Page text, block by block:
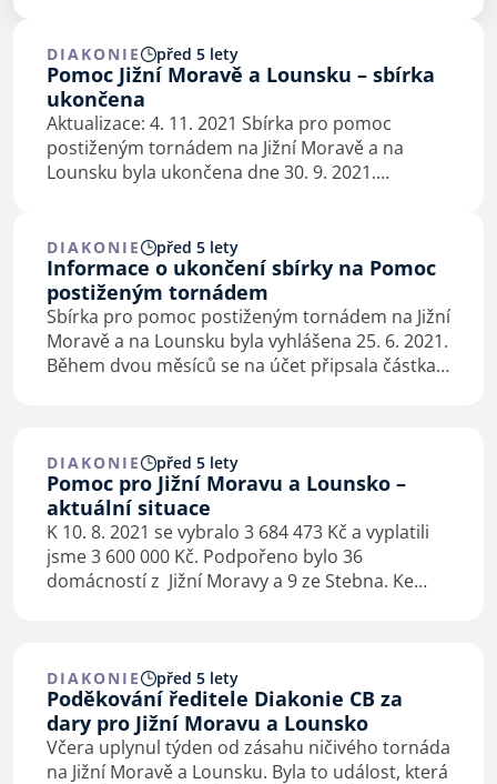
DIAKONIE před 5 lety
Pomoc Jižní Moravě a Lounsku – sbírka
ukončena
Aktualizace: 4. 11. 2021 Sbírka pro pomoc
postiženým tornádem na Jižní Moravě a na
Lounsku byla ukončena dne 30. 9. 2021.
Další podrobnosti naleznete…
DIAKONIE před 5 lety
Informace o ukončení sbírky na Pomoc
postiženým tornádem
Sbírka pro pomoc postiženým tornádem na Jižní
Moravě a na Lounsku byla vyhlášena 25. 6. 2021.
Během dvou měsíců se na účet připsala částka
DIAKONIE před 5 lety
Pomoc pro Jižní Moravu a Lounsko –
aktuální situace
K 10. 8. 2021 se vybralo 3 684 473 Kč a vyplatili
jsme 3 600 000 Kč. Podpořeno bylo 36
domácností z Jižní Moravy a 9 ze Stebna. Ke
DIAKONIE před 5 lety
Poděkování ředitele Diakonie CB za
dary pro Jižní Moravu a Lounsko
Včera uplynul týden od zásahu ničivého tornáda
na Jižní Moravě a Lounsku. Byla to událost, která